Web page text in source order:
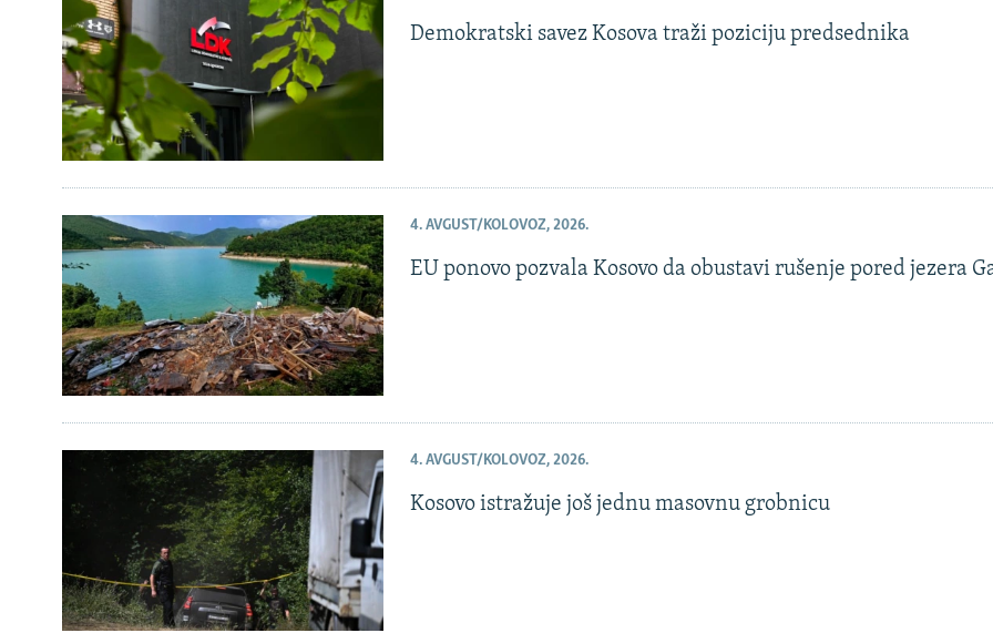
Demokratski savez Kosova traži poziciju predsednika
4. AVGUST/KOLOVOZ, 2026.
EU ponovo pozvala Kosovo da obustavi rušenje pored jezera
4. AVGUST/KOLOVOZ, 2026.
Kosovo istražuje još jednu masovnu grobnicu